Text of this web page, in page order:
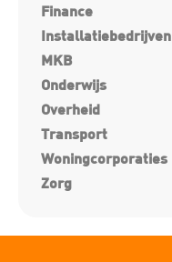
Finance
Installatiebedrijven
MKB
Onderwijs
Overheid
Transport
Woningcorporaties
Zorg